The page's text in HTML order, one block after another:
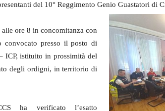
del 10° Reggimento Genio Guastatori di
ore 8 in concomitanza con
convocato presso il posto di
ICP, istituito in prossimità del
degli ordigni, in territorio di
ha verificato l’esatto